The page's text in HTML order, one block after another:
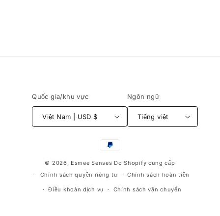
Quốc gia/khu vực
Việt Nam | USD $
Ngôn ngữ
Tiếng việt
Phương
thanh
toán
© 2026, Esmee Senses Do Shopify cung cấp
Chính sách quyền riêng tư
Chính sách hoàn tiền
Điều khoản dịch vụ Chính sách vận chuyển